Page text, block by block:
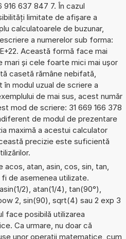
916 637 847 7. În cazul
limitate de afișare a
calculatoarele de buzunar,
a numerelor sub forma:
Această formă face mai
mari și cele foarte mici mai ușor
casetă rămâne nebifată,
modul uzual de scriere a
de mai sus, acest număr
mod de scriere: 31 669 166 378
de modul de prezentare
maximă a acestui calculator
precizie este suficientă
atan, asin, cos, sin, tan,
de asemenea utilizate.
2), atan(1/4), tan(90°),
2, sin(90), sqrt(4) sau 2 exp 3
face posibilă utilizarea
Ca urmare, nu doar că
unor operații matematice, cum